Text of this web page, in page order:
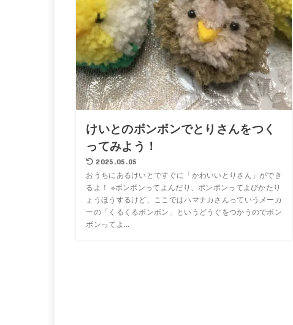
けいとのボンボンでとりさんをつく
ってみよう！
2025.05.05
おうちにあるけいとですぐに「かわいいとりさん」ができ
るよ！ ※ボンボンってよんだり、ポンポンってよびかたり
ょうほうするけど、ここではハマナカさんっていうメーカ
ーの「くるくるボンボン」というどうぐをつかうのでボン
ボンってよ...